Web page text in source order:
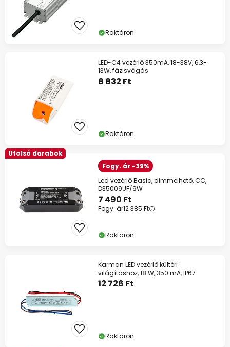
Raktáron
LED-C4 vezérlő 350mA, 18-38V, 6,3-
13W, fázisvágás
8 832 Ft
Raktáron
Utolsó darabok
Fogy. ár -39%
Led vezérlő Basic, dimmelhető, CC,
D35009UF/9W
7 490 Ft
Fogy. ár12 385 Ft
Raktáron
Karman LED vezérlő kültéri
világításhoz, 18 W, 350 mA, IP67
12 726 Ft
Raktáron